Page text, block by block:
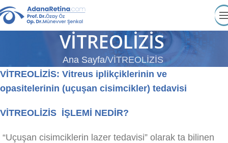
VİTREOLİZİS
Ana Sayfa VİTREOLİZİS
VİTREOLİZİS: Vitreus iplikçiklerinin ve
opasitelerinin (uçuşan cisimcikler) tedavisi
VİTREOLİZİS İŞLEMİ NEDİR?
“Uçuşan cisimciklerin lazer tedavisi” olarak ta bilinen